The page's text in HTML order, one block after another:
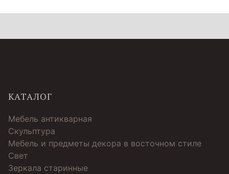
КАТАЛОГ
Мебель антикварная
Скульптура
Мебель и предметы декора в восточном стиле
Свет
Зеркала старинные